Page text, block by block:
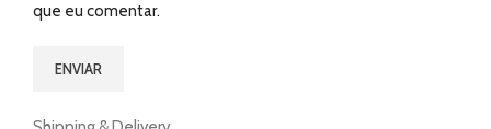
que eu comentar.